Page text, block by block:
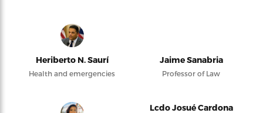
Heriberto N. Saurí
Health and emergencies
Jaime Sanabria
Professor of Law
Lcdo Josué Cardona